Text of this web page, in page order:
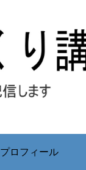
プロフィール